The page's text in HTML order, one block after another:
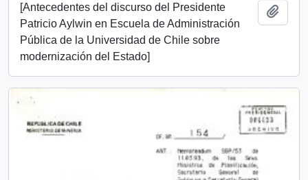
[Antecedentes del discurso del Presidente
Patricio Aylwin en Escuela de Administración
Pública de la Universidad de Chile sobre
modernización del Estado]